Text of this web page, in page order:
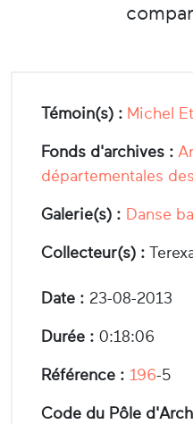
Témoin(s) : Michel
Fonds d'archives :
départementales
Galerie(s) : Danse
Collecteur(s) :
Date : 23-08-2013
Durée : 0:18:06
Référence : 196-5
Code du Pôle